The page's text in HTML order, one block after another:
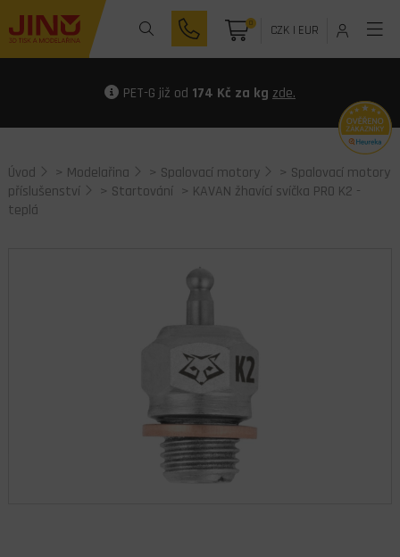
0 CZK| EUR
PET-G již od 174 Kč za kg zde.
Úvod > Modelařina > Spalovací motory > Spalovací motory
příslušenství
> Startování > KAVAN žhavící svíčka PRO K2 -
teplá